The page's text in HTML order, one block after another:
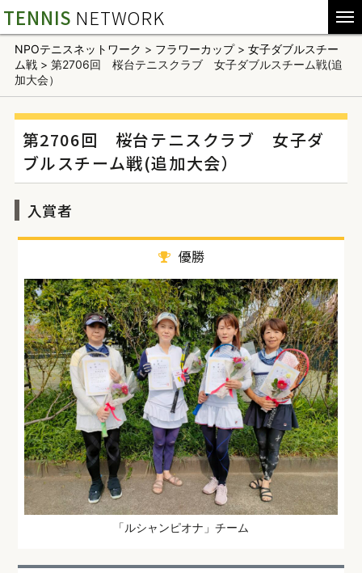
TENNIS NETWORK
NPOテニスネットワーク > フラワーカップ> 女子ダブルスチー
ム戦> 第2706回 桜台テニスクラブ 女子ダブルスチーム戦(追
加大会）
第2706回 桜台テニスクラブ 女子ダ
ブルスチーム戦(追加大会）
入賞者
優勝
「ルシャンピオナ」チーム